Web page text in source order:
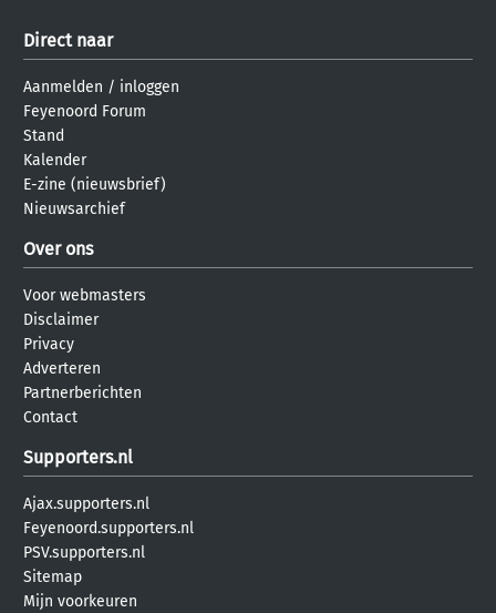
Direct naar
Aanmelden / inloggen
Feyenoord Forum
Stand
Kalender
E-zine (nieuwsbrief)
Nieuwsarchief
Over ons
Voor webmasters
Disclaimer
Privacy
Adverteren
Partnerberichten
Contact
Supporters.nl
Ajax.supporters.nl
Feyenoord.supporters.nl
PSV.supporters.nl
Sitemap
Mijn voorkeuren